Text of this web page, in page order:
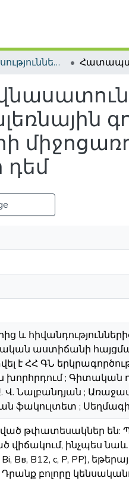
Ատենախոսություններ և սեղմագրեր / Theses & Abstracts
դեմ
և
աստիճանի
ՀՀ ԳՆ
; Գիտական
Նալբանդյան ;
;
թփատեսակներ են:
ինչպես նաև
B12, с, P, PP),
բոլորը